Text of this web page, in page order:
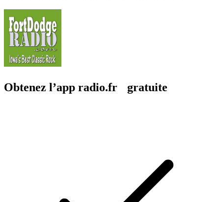
Obtenez l’app radio.fr gratuite